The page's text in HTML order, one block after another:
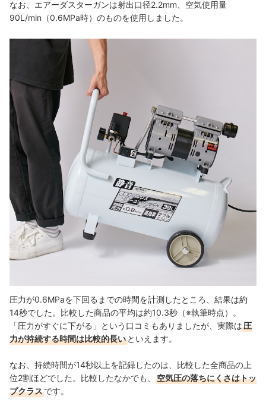
なお、エアーダスターガンは射出口径2.2mm、空気使用量
90L/min（0.6MPa時）のものを使用しました。
圧力が0.6MPaを下回るまでの時間を計測したところ、結果は約
14秒でした。比較した商品の平均は約10.3秒（※執筆時点）。
「圧力がすぐに下がる」という口コミもありましたが、実際は圧
力が持続する時間は比較的長い といえます。
なお、持続時間が14秒以上を記録したのは、比較した全商品の上
位2割ほどでした。比較したなかでも、
空気圧の落ちにくさはトッ
プクラスです。